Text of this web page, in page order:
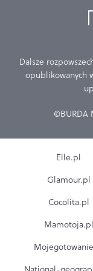
Dalsze
opublikowanych
©BURDA
Elle.pl
Glamour.pl
Cocolita.pl
Mamotoja.pl